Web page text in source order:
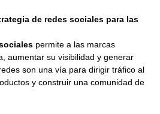
de redes sociales para las
permite a las marcas
aumentar su visibilidad y generar
son una vía para dirigir tráfico al
y construir una comunidad de